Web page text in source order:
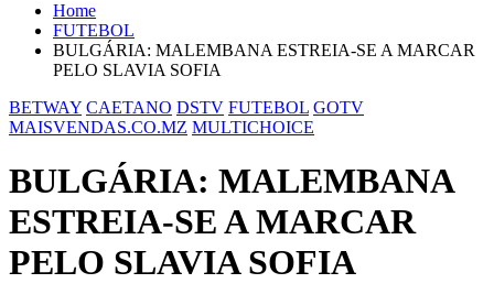
Home
FUTEBOL
BULGÁRIA: MALEMBANA ESTREIA-SE A MARCAR
PELO SLAVIA SOFIA
BETWAY CAETANO DSTV FUTEBOL GOTV
MAISVENDAS.CO.MZ MULTICHOICE
BULGÁRIA: MALEMBANA
ESTREIA-SE A MARCAR
PELO SLAVIA SOFIA